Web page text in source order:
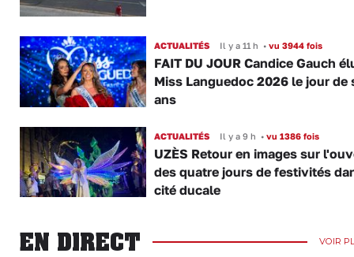
ACTUALITÉS Il y a 11 h •vu 3944 fois
FAIT DU JOUR Candice Gauch
Miss Languedoc 2026 le jour de
ans
ACTUALITÉS Il y a 9 h •vu 1386 fois
UZÈS Retour en images sur
des quatre jours de festivités
cité ducale
EN DIRECT VOIR